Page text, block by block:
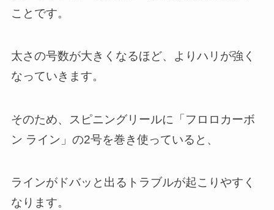
ことです。
太さの号数が大きくなるほど、よりハリが強く
なっていきます。
そのため、スピニングリールに「フロロカーボ
ン ライン」の2号を巻き使っていると、
ラインがドバッと出るトラブルが起こりやすく
なります。